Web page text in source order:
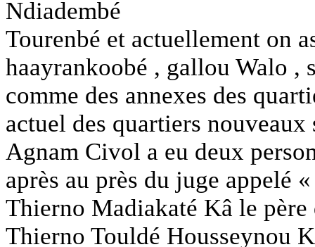
Ndiadembé
Tourenbé et actuellement on
haayrankoobé , gallou Walo ,
comme des annexes des
actuel des quartiers
Agnam Civol a eu deux
après au près du juge appelé
Thierno Madiakaté Kâ le
Thierno Touldé Housseynou